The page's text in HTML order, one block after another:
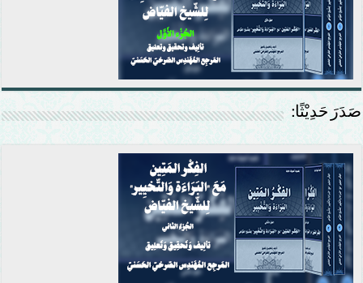
صَدَرَ حَدِيْثًا: